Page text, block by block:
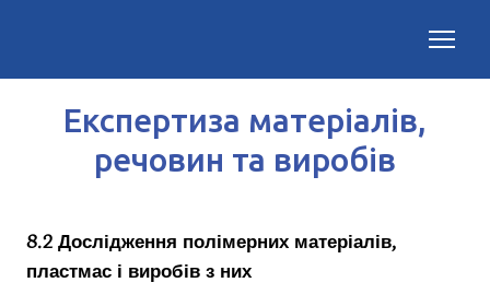
Експертиза матеріалів,
речовин та виробів
8.2 Дослідження полімерних матеріалів,
пластмас і виробів з них